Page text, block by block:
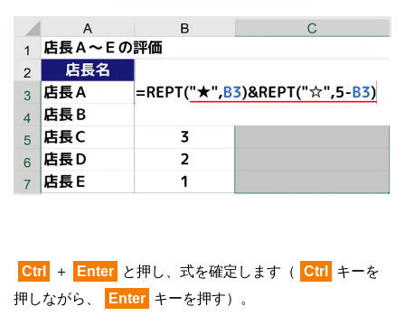
Ctrl ＋ Enter と押し、式を確定します（ Ctrl
キーを
押しながら、
Enter キーを押す）。